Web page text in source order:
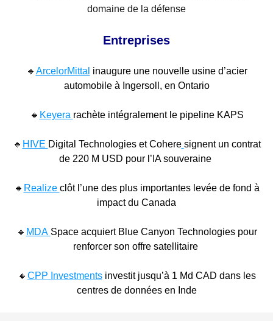
domaine de la défense
Entreprises
🔹 ArcelorMittal inaugure une nouvelle usine d’acier
automobile à Ingersoll, en Ontario
🔸 Keyera rachète intégralement le pipeline KAPS
🔹 HIVE Digital Technologies et Cohere signent un contrat
de 220 M USD pour l’IA souveraine
🔸 Realize clôt l’une des plus importantes levée de fond à
impact du Canada
🔹 MDA Space acquiert Blue Canyon Technologies pour
renforcer son offre satellitaire
🔸 CPP Investmentsinvestit jusqu’à 1 Md CAD dans les
centres de données en Inde